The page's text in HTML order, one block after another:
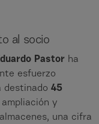
al socio
Pastor ha
esfuerzo
destinado 45
y
una cifra